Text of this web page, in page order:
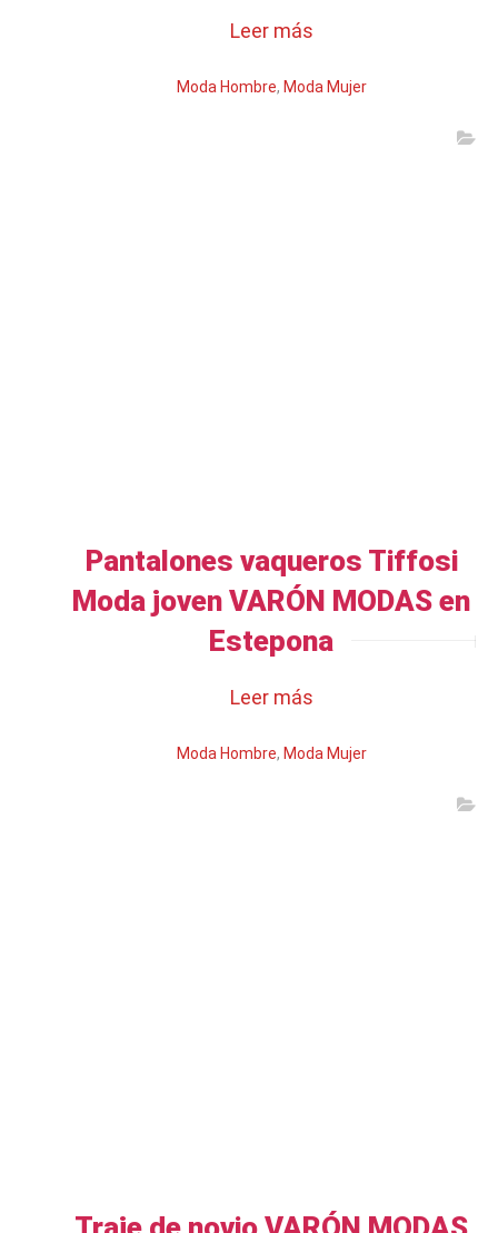
Leer más
Moda Hombre, Moda Mujer
Pantalones vaqueros Tiffosi
Moda joven VARÓN MODAS en
Estepona
Leer más
Moda Hombre, Moda Mujer